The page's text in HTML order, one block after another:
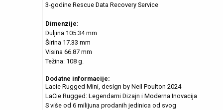
3-godine Rescue Data Recovery Service
Dimenzije:
Duljina 105.34 mm
Širina 17.33 mm
Visina 66.87 mm
Težina: 108 g.
Dodatne informacije:
Lacie Rugged Mini, design by Neil Poulton 2024
LaCie Rugged: Legendarni Dizajn i Moderna Inovacija
S više od 6 milijuna prodanih jedinica od svog